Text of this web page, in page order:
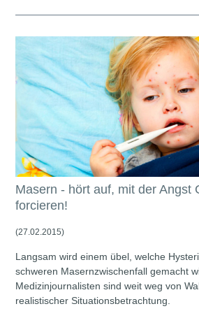
Masern - hört auf, mit der Angst
forcieren!
(27.02.2015)
Langsam wird einem übel, welche
schweren Masernzwischenfall gemacht
Medizinjournalisten sind weit weg von
realistischer Situationsbetrachtung.